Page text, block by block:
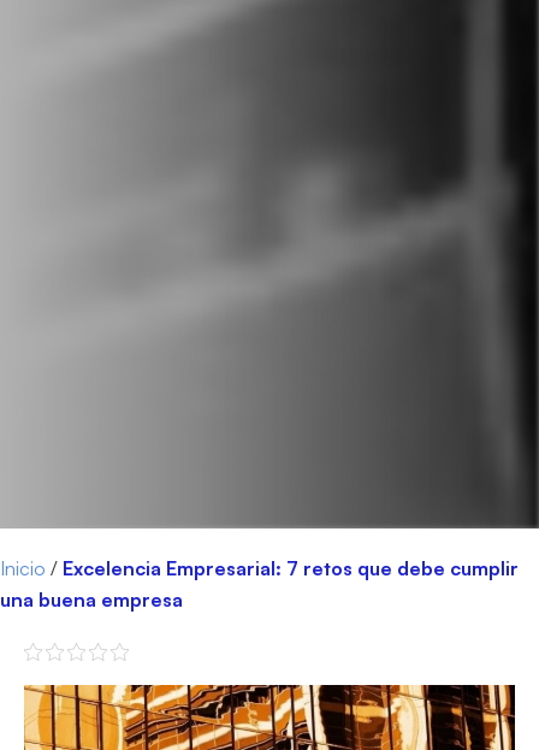
Inicio / Excelencia Empresarial: 7 retos que debe cumplir
una buena empresa